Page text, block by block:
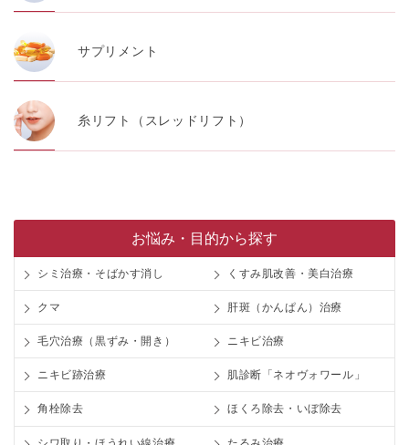
サプリメント
糸リフト（スレッドリフト）
お悩み・目的から探す
シミ治療・そばかす消し くすみ肌改善・美白治療
クマ 肝斑（かんぱん）治療
毛穴治療（黒ずみ・開き） ニキビ治療
ニキビ跡治療 肌診断「ネオヴォワール」
角栓除去 ほくろ除去・いぼ除去